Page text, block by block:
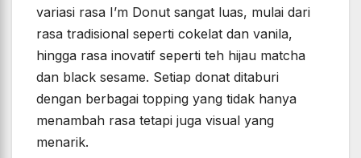
variasi rasa I’m Donut sangat luas, mulai dari
rasa tradisional seperti cokelat dan vanila,
hingga rasa inovatif seperti teh hijau matcha
dan black sesame. Setiap donat ditaburi
dengan berbagai topping yang tidak hanya
menambah rasa tetapi juga visual yang
menarik.